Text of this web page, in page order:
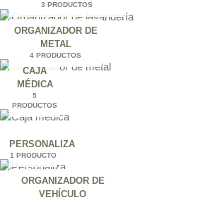
3 PRODUCTOS
ORGANIZADOR DE
METAL
4 PRODUCTOS
CAJA
MÉDICA
5
PRODUCTOS
PERSONALIZA
1 PRODUCTO
ORGANIZADOR DE
VEHÍCULO